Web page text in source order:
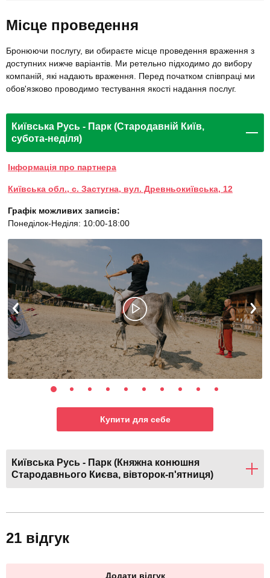
Місце проведення
Бронюючи послугу, ви обираєте місце проведення враження з
доступних нижче варіантів. Ми ретельно підходимо до вибору
компаній, які надають враження. Перед початком співпраці ми
обов'язково проводимо тестування якості надання послуг.
Київська Русь - Парк (Стародавній Київ,
субота-неділя)
Інформація про партнера
Київська обл., с. Застугна, вул. Древньокиївська, 12
Графік можливих записів:
Понеділок-Неділя: 10:00-18:00
Купити для себе
Київська Русь - Парк (Княжна конюшня
Стародавнього Києва, вівторок-п'ятниця)
21 відгук
Додати відгук